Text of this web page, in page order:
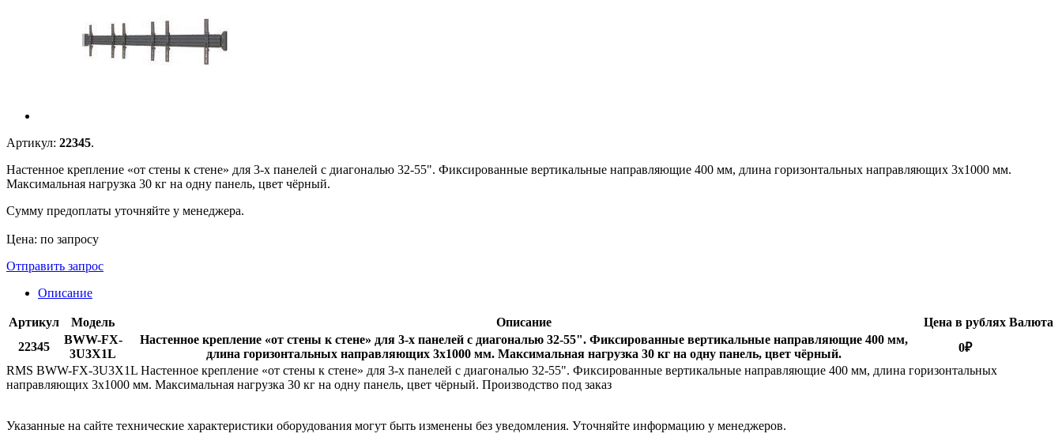
Артикул: 22345.
Настенное крепление «от стены к стене» для 3-х панелей с диагональю 32-55". Фиксированные вертикальные направляющие 400 мм, длина горизонтальных направляющих 3x1000 мм.
Максимальная нагрузка 30 кг на одну панель, цвет чёрный.
Сумму предоплаты уточняйте у менеджера.
Цена: по запросу
Отправить запрос
Описание
Артикул Модель Описание Цена в рублях Валюта
22345
BWW-FX-
3U3X1L
Настенное крепление «от стены к стене» для 3-х панелей с диагональю 32-55". Фиксированные вертикальные направляющие 400 мм,
длина горизонтальных направляющих 3x1000 мм. Максимальная нагрузка 30 кг на одну панель, цвет чёрный.
0₽
RMS BWW-FX-3U3X1L Настенное крепление «от стены к стене» для 3-х панелей с диагональю 32-55". Фиксированные вертикальные направляющие 400 мм, длина горизонтальных
направляющих 3x1000 мм. Максимальная нагрузка 30 кг на одну панель, цвет чёрный. Производство под заказ
Указанные на сайте технические характеристики оборудования могут быть изменены без уведомления. Уточняйте информацию у менеджеров.